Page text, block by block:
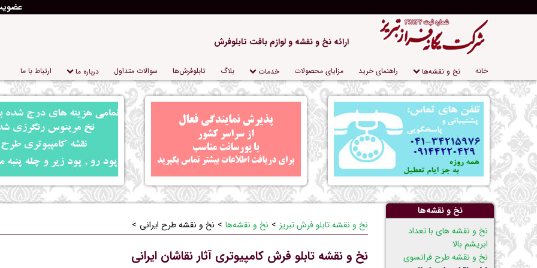
ارائه نخ و نقشه و لوازم بافت تابلوفرش
پریدن
از
ناوبری
خانه نخ و نقشه‌ها راهنمای خرید مزایای محصولات خدمات بلاگ تابلو‌فرش‌ها سوالات متداول درباره‌ ما ارتباط با ما
نخ و نقشه تابلو فرش تبریز نخ و نقشه‌ها نخ و نقشه طرح ایرانی
نخ و نقشه تابلو فرش کامپیوتری آثار نقاشان ایرانی
نخ و نقشه‌ها
پریدن
ناوبری
نخ و نقشه های با تعداد
ابریشم بالا
نخ و نقشه طرح فرانسوی